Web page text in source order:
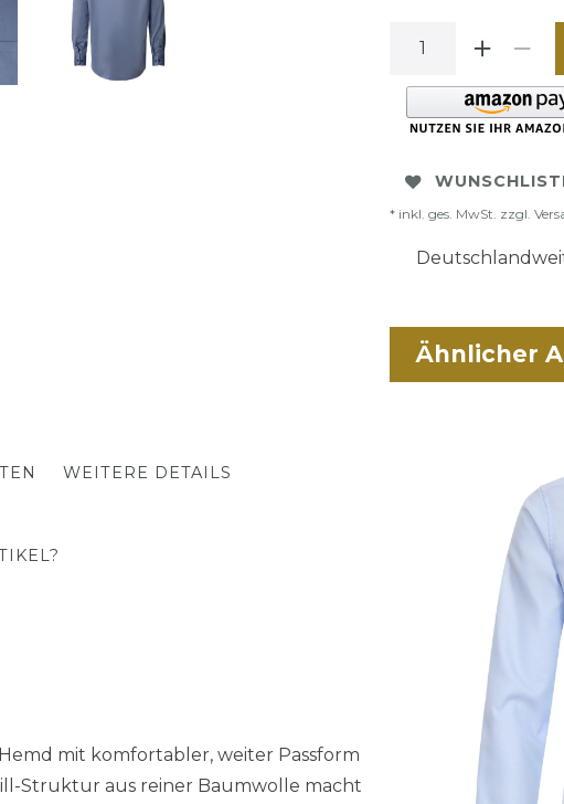
* inkl. ges. MwSt. zzgl.
WEITERE DETAILS
mit komfortabler, weiter Passform
Struktur aus reiner Baumwolle macht
Ähnlicher